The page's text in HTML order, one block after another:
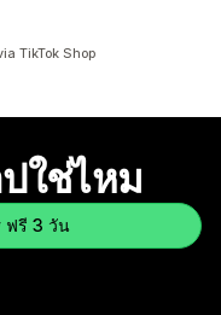
TikTok Shop
ใช่ไหม
ฟรี 3 วัน